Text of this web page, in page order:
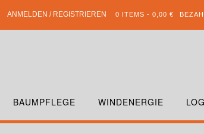
ANMELDEN / REGISTRIEREN 0 ITEMS - 0,00 €
BAUMPFLEGE WINDENERGIE